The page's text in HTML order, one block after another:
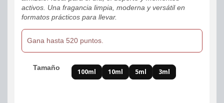
$520,000
activos. Una fragancia limpia, moderna y versátil en
formatos prácticos para llevar.
Gana hasta 520 puntos.
Tamaño 100ml 10ml 5ml 3ml